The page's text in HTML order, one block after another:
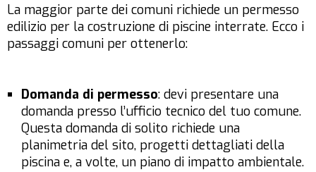
La maggior parte dei comuni richiede un permesso
edilizio per la costruzione di piscine interrate. Ecco i
passaggi comuni per ottenerlo:
Domanda di permesso: devi presentare una
domanda presso l’ufficio tecnico del tuo comune.
Questa domanda di solito richiede una
planimetria del sito, progetti dettagliati della
piscina e, a volte, un piano di impatto ambientale.